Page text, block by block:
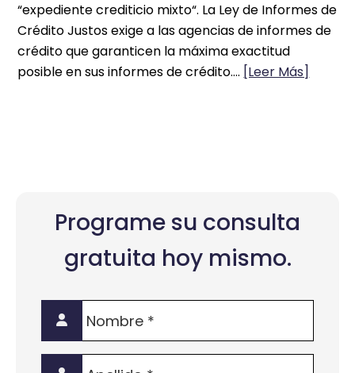
“expediente crediticio mixto“. La Ley de Informes de
Crédito Justos exige a las agencias de informes de
crédito que garanticen la máxima exactitud
posible en sus informes de crédito…. [Leer Más]
Programe su consulta
gratuita hoy mismo.
Nombre
Apellido